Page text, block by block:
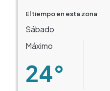
El tiempo en esta zona
Sábado
Máximo
24°